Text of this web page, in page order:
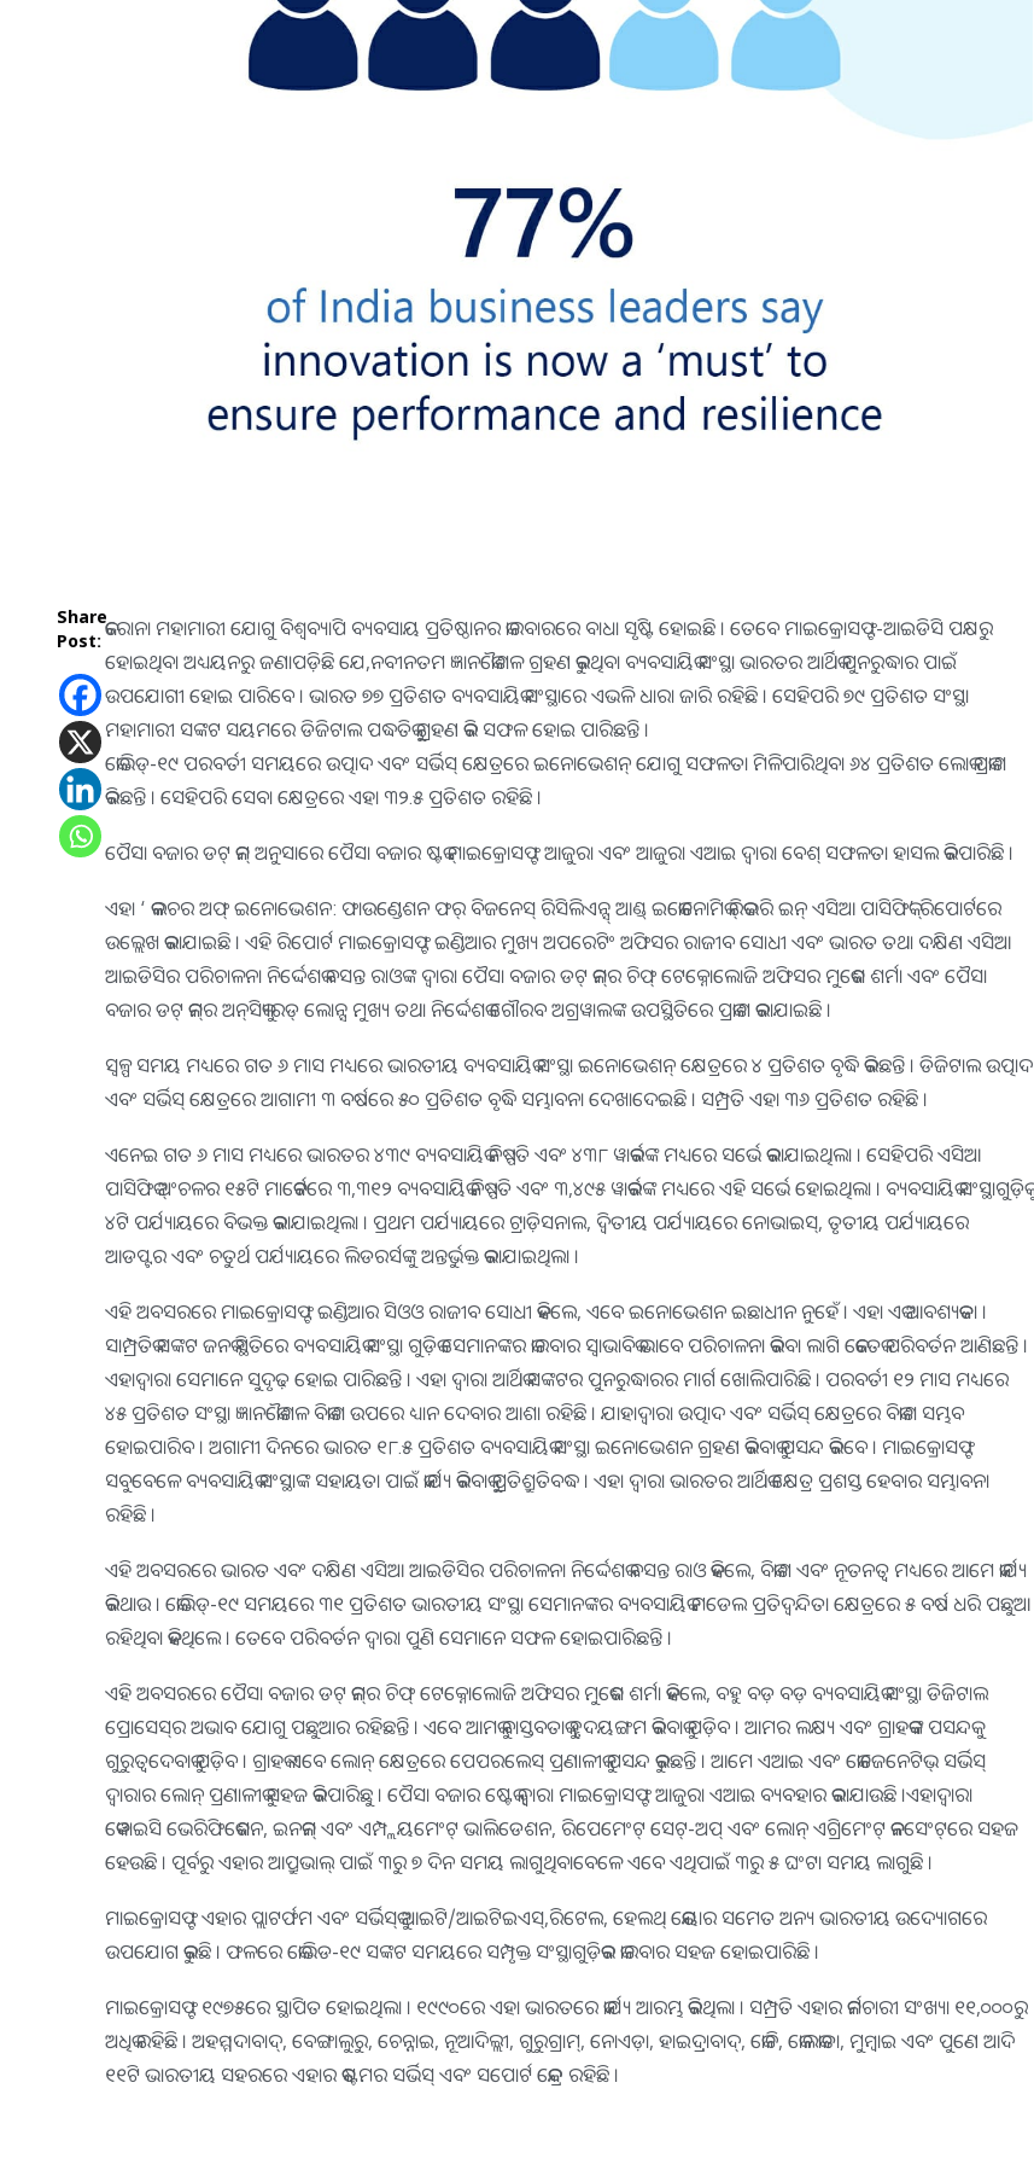
Share
Post:
କରୋନା ମହାମାରୀ ଯୋଗୁ ବିଶ୍ୱବ୍ୟାପି ବ୍ୟବସାୟ ପ୍ରତିଷ୍ଠାନର କାରବାରରେ ବାଧା ସୃଷ୍ଟି ହୋଇଛି । ତେବେ ମାଇକ୍ରୋସଫ୍ଟ-ଆଇଡିସି ପକ୍ଷରୁ
ହୋଇଥିବା ଅଧ୍ୟୟନରୁ ଜଣାପଡ଼ିଛି ଯେ,ନବୀନତମ ଜ୍ଞାନକୌଶଳ ଗ୍ରହଣ କରୁଥିବା ବ୍ୟବସାୟିକ ସଂସ୍ଥା ଭାରତର ଆର୍ଥିକ ପୁନରୁଦ୍ଧାର ପାଇଁ
ଉପଯୋଗୀ ହୋଇ ପାରିବେ । ଭାରତ ୭୭ ପ୍ରତିଶତ ବ୍ୟବସାୟିକ ସଂସ୍ଥାରେ ଏଭଳି ଧାରା ଜାରି ରହିଛି । ସେହିପରି ୭୯ ପ୍ରତିଶତ ସଂସ୍ଥା
ମହାମାରୀ ସଙ୍କଟ ସୟମରେ ଡିଜିଟାଲ ପଦ୍ଧତିକୁ ଗ୍ରହଣ କରି ସଫଳ ହୋଇ ପାରିଛନ୍ତି ।
କୋଭିଡ୍‌-୧୯ ପରବର୍ତୀ ସମୟରେ ଉତ୍ପାଦ ଏବଂ ସର୍ଭିସ୍ କ୍ଷେତ୍ରରେ ଇନୋଭେଶନ୍ ଯୋଗୁ ସଫଳତା ମିଳିପାରିଥିବା ୬୪ ପ୍ରତିଶତ ଲୋକ ପ୍ରକାଶ
କରିଛନ୍ତି । ସେହିପରି ସେବା କ୍ଷେତ୍ରରେ ଏହା ୩୨.୫ ପ୍ରତିଶତ ରହିଛି ।
ପୈସା ବଜାର ଡଟ୍ କମ୍ ଅନୁସାରେ ପୈସା ବଜାର ଷ୍ଟକ୍ ମାଇକ୍ରୋସଫ୍ଟ ଆଜୁରା ଏବଂ ଆଜୁରା ଏଆଇ ଦ୍ୱାରା ବେଶ୍ ସଫଳତା ହାସଲ କରିପାରିଛି ।
ଏହା ‘ କଲଚର ଅଫ୍ ଇନୋଭେଶନ: ଫାଉଣ୍ଡେଶନ ଫର୍ ବିଜନେସ୍ ରିସିଲିଏନ୍ସ୍ ଆଣ୍ଡ୍ ଇକୋନୋମିକ୍ ରିକଭରି ଇନ୍ ଏସିଆ ପାସିଫିକ୍‌’ ରିପୋର୍ଟରେ
ଉଲ୍ଲେଖ କରାଯାଇଛି । ଏହି ରିପୋର୍ଟ ମାଇକ୍ରୋସଫ୍ଟ ଇଣ୍ଡିଆର ମୁଖ୍ୟ ଅପରେଟିଂ ଅଫିସର ରାଜୀବ ସୋଧୀ ଏବଂ ଭାରତ ତଥା ଦକ୍ଷିଣ ଏସିଆ
ଆଇଡିସିର ପରିଚାଳନା ନିର୍ଦ୍ଦେଶକ ବସନ୍ତ ରାଓଙ୍କ ଦ୍ୱାରା ପୈସା ବଜାର ଡଟ୍ କମ୍‌ର ଚିଫ୍ ଟେକ୍ନୋଲୋଜି ଅଫିସର ମୁକେଶ ଶର୍ମା ଏବଂ ପୈସା
ବଜାର ଡଟ୍ କମ୍‌ର ଅନ୍‌ସିକ୍ୟୁରଡ୍ ଲୋନ୍ସ ମୁଖ୍ୟ ତଥା ନିର୍ଦ୍ଦେଶକ ଗୌରବ ଅଗ୍ରୱାଲଙ୍କ ଉପସ୍ଥିତିରେ ପ୍ରକାଶ କରାଯାଇଛି ।
ସ୍ୱଳ୍ପ ସମୟ ମଧ୍ୟରେ ଗତ ୬ ମାସ ମଧ୍ୟରେ ଭାରତୀୟ ବ୍ୟବସାୟିକ ସଂସ୍ଥା ଇନୋଭେଶନ୍ କ୍ଷେତ୍ରରେ ୪ ପ୍ରତିଶତ ବୃଦ୍ଧି କରିଛନ୍ତି । ଡିଜିଟାଲ ଉତ୍ପାଦ
ଏବଂ ସର୍ଭିସ୍ କ୍ଷେତ୍ରରେ ଆଗାମୀ ୩ ବର୍ଷରେ ୫୦ ପ୍ରତିଶତ ବୃଦ୍ଧି ସମ୍ଭାବନା ଦେଖାଦେଇଛି । ସମ୍ପ୍ରତି ଏହା ୩୬ ପ୍ରତିଶତ ରହିଛି ।
ଏନେଇ ଗତ ୬ ମାସ ମଧ୍ୟରେ ଭାରତର ୪୩୯ ବ୍ୟବସାୟିକ ନିଷ୍ପତି ଏବଂ ୪୩୮ ୱାର୍କରଙ୍କ ମଧ୍ୟରେ ସର୍ଭେ କରାଯାଇଥିଲା । ସେହିପରି ଏସିଆ
ପାସିଫିକ୍ ଅଂଚଳର ୧୫ଟି ମାର୍କେଟରେ ୩,୩୧୨ ବ୍ୟବସାୟିକ ନିଷ୍ପତି ଏବଂ ୩,୪୯୫ ୱାର୍କରଙ୍କ ମଧ୍ୟରେ ଏହି ସର୍ଭେ ହୋଇଥିଲା । ବ୍ୟବସାୟିକ ସଂସ୍ଥାଗୁଡ଼ିକୁ
୪ଟି ପର୍ଯ୍ୟାୟରେ ବିଭକ୍ତ କରାଯାଇଥିଲା । ପ୍ରଥମ ପର୍ଯ୍ୟାୟରେ ଟ୍ରାଡ଼ିସନାଲ, ଦ୍ୱିତୀୟ ପର୍ଯ୍ୟାୟରେ ନୋଭାଇସ୍‌, ତୃତୀୟ ପର୍ଯ୍ୟାୟରେ
ଆଡପ୍ଟର ଏବଂ ଚତୁର୍ଥ ପର୍ଯ୍ୟାୟରେ ଲିଡରର୍ସଙ୍କୁ ଅନ୍ତର୍ଭୁକ୍ତ କରାଯାଇଥିଲା ।
ଏହି ଅବସରରେ ମାଇକ୍ରୋସଫ୍ଟ ଇଣ୍ଡିଆର ସିଓଓ ରାଜୀବ ସୋଧୀ କହିଲେ, ଏବେ ଇନୋଭେଶନ ଇଛାଧୀନ ନୁହେଁ । ଏହା ଏକ ଆବଶ୍ୟକତା ।
ସାମ୍ପ୍ରତିକ ସଙ୍କଟ ଜନକ ସ୍ଥିତିରେ ବ୍ୟବସାୟିକ ସଂସ୍ଥା ଗୁଡ଼ିକ ସେମାନଙ୍କର କାରବାର ସ୍ୱାଭାବିକ ଭାବେ ପରିଚାଳନା କରିବା ଲାଗି କେତେକ ପରିବର୍ତନ ଆଣିଛନ୍ତି ।
ଏହାଦ୍ୱାରା ସେମାନେ ସୁଦୃଢ଼ ହୋଇ ପାରିଛନ୍ତି । ଏହା ଦ୍ୱାରା ଆର୍ଥିକ ସଙ୍କଟର ପୁନରୁଦ୍ଧାରର ମାର୍ଗ ଖୋଲିପାରିଛି । ପରବର୍ତୀ ୧୨ ମାସ ମଧ୍ୟରେ
୪୫ ପ୍ରତିଶତ ସଂସ୍ଥା ଜ୍ଞାନକୌଶଳ ବିକାଶ ଉପରେ ଧ୍ୟାନ ଦେବାର ଆଶା ରହିଛି । ଯାହାଦ୍ୱାରା ଉତ୍ପାଦ ଏବଂ ସର୍ଭିସ୍ କ୍ଷେତ୍ରରେ ବିକାଶ ସମ୍ଭବ
ହୋଇପାରିବ । ଅଗାମୀ ଦିନରେ ଭାରତ ୧୮.୫ ପ୍ରତିଶତ ବ୍ୟବସାୟିକ ସଂସ୍ଥା ଇନୋଭେଶନ ଗ୍ରହଣ କରିବାକୁ ପସନ୍ଦ କରିବେ । ମାଇକ୍ରୋସଫ୍ଟ
ସବୁବେଳେ ବ୍ୟବସାୟିକ ସଂସ୍ଥାଙ୍କ ସହାୟତା ପାଇଁ କାର୍ଯ୍ୟ କରିବାକୁ ପ୍ରତିଶ୍ରୁତିବଦ୍ଧ । ଏହା ଦ୍ୱାରା ଭାରତର ଆର୍ଥିକ କ୍ଷେତ୍ର ପ୍ରଶସ୍ତ ହେବାର ସମ୍ଭାବନା
ରହିଛି ।
ଏହି ଅବସରରେ ଭାରତ ଏବଂ ଦକ୍ଷିଣ ଏସିଆ ଆଇଡିସିର ପରିଚାଳନା ନିର୍ଦ୍ଦେଶକ ବସନ୍ତ ରାଓ କହିଲେ, ବିକାଶ ଏବଂ ନୂତନତ୍ୱ ମଧ୍ୟରେ ଆମେ କାର୍ଯ୍ୟ
କରିଥାଉ । କୋଭିଡ୍‌-୧୯ ସମୟରେ ୩୧ ପ୍ରତିଶତ ଭାରତୀୟ ସଂସ୍ଥା ସେମାନଙ୍କର ବ୍ୟବସାୟିକ ମଡେଲ ପ୍ରତିଦ୍ୱନ୍ଦିତା କ୍ଷେତ୍ରରେ ୫ ବର୍ଷ ଧରି ପଛୁଆ
ରହିଥିବା କହିଥିଲେ । ତେବେ ପରିବର୍ତନ ଦ୍ୱାରା ପୁଣି ସେମାନେ ସଫଳ ହୋଇପାରିଛନ୍ତି ।
ଏହି ଅବସରରେ ପୈସା ବଜାର ଡଟ୍ କମ୍‌ର ଚିଫ୍ ଟେକ୍ନୋଲୋଜି ଅଫିସର ମୁକେଶ ଶର୍ମା କହିଲେ, ବହୁ ବଡ଼ ବଡ଼ ବ୍ୟବସାୟିକ ସଂସ୍ଥା ଡିଜିଟାଲ
ପ୍ରୋସେସ୍‌ର ଅଭାବ ଯୋଗୁ ପଛୁଆର ରହିଛନ୍ତି । ଏବେ ଆମକୁ ବାସ୍ତବତାକୁ ହୃଦୟଙ୍ଗମ କରିବାକୁ ପଡ଼ିବ । ଆମର ଲକ୍ଷ୍ୟ ଏବଂ ଗ୍ରାହକଙ୍କ ପସନ୍ଦକୁ
ଗୁରୁତ୍ୱଦେବାକୁ ପଡ଼ିବ । ଗ୍ରାହକ ଏବେ ଲୋନ୍ କ୍ଷେତ୍ରରେ ପେପରଲେସ୍ ପ୍ରଣାଳୀକୁ ପସନ୍ଦ କରୁଛନ୍ତି । ଆମେ ଏଆଇ ଏବଂ କୋଜେନେଟିଭ୍ ସର୍ଭିସ୍
ଦ୍ୱାରାର ଲୋନ୍ ପ୍ରଣାଳୀକୁ ସହଜ କରିପାରିଛୁ । ପୈସା ବଜାର ଷ୍ଟେକ୍ ଦ୍ୱାରା ମାଇକ୍ରୋସଫ୍ଟ ଆଜୁରା ଏଆଇ ବ୍ୟବହାର କରାଯାଉଛି ।ଏହାଦ୍ୱାରା
କେୱାଇସି ଭେରିଫିକେଶନ, ଇନକମ୍ ଏବଂ ଏମ୍ପ୍ଲୟମେଂଟ୍ ଭାଲିଡେଶନ, ରିପେମେଂଟ୍ ସେଟ୍‌-ଅପ୍ ଏବଂ ଲୋନ୍ ଏଗ୍ରିମେଂଟ୍ କନସେଂଟ୍‌ରେ ସହଜ
ହେଉଛି । ପୂର୍ବରୁ ଏହାର ଆପ୍ରୁଭାଲ୍ ପାଇଁ ୩ରୁ ୭ ଦିନ ସମୟ ଲାଗୁଥିବାବେଳେ ଏବେ ଏଥିପାଇଁ ୩ରୁ ୫ ଘଂଟା ସମୟ ଲାଗୁଛି ।
ମାଇକ୍ରୋସଫ୍ଟ ଏହାର ପ୍ଲାଟର୍ଫମ ଏବଂ ସର୍ଭିସ୍‌କୁ ଆଇଟି/ଆଇଟିଇଏସ୍‌,ରିଟେଲ, ହେଲଥ୍ କେୟାର ସମେତ ଅନ୍ୟ ଭାରତୀୟ ଉଦ୍ୟୋଗରେ
ଉପଯୋଗ କରୁଛି । ଫଳରେ କୋଭିଡ-୧୯ ସଙ୍କଟ ସମୟରେ ସମ୍ପୃକ୍ତ ସଂସ୍ଥାଗୁଡ଼ିକର କାରବାର ସହଜ ହୋଇପାରିଛି ।
ମାଇକ୍ରୋସଫ୍ଟ ୧୯୭୫ରେ ସ୍ଥାପିତ ହୋଇଥିଲା । ୧୯୯୦ରେ ଏହା ଭାରତରେ କାର୍ଯ୍ୟ ଆରମ୍ଭ କରିଥିଲା । ସମ୍ପ୍ରତି ଏହାର କର୍ମଚାରୀ ସଂଖ୍ୟା ୧୧,୦୦୦ରୁ
ଅଧିକ ରହିଛି । ଅହମ୍ମଦାବାଦ୍‌, ବେଙ୍ଗାଲୁରୁ, ଚେନ୍ନାଇ, ନୂଆଦିଲ୍ଲୀ, ଗୁରୁଗ୍ରାମ୍‌, ନୋଏଡ଼ା, ହାଇଦ୍ରାବାଦ୍‌, କୋଚି, କୋଲକାତା, ମୁମ୍ବାଇ ଏବଂ ପୁଣେ ଆଦି
୧୧ଟି ଭାରତୀୟ ସହରରେ ଏହାର କଷ୍ଟମର ସର୍ଭିସ୍ ଏବଂ ସପୋର୍ଟ କେନ୍ଦ୍ର ରହିଛି ।